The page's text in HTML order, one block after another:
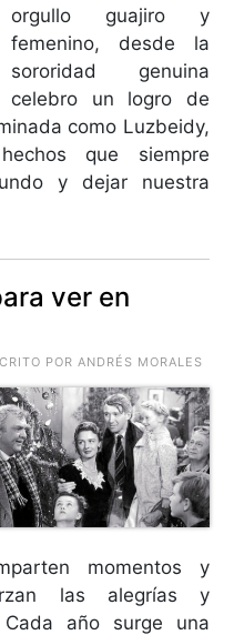
orgullo guajiro y
femenino, desde la
sororidad genuina
celebro un logro de
como Luzbeidy,
que siempre
y dejar nuestra
ver en
POR ANDRÉS MORALES
momentos y
las alegrías y
año surge una